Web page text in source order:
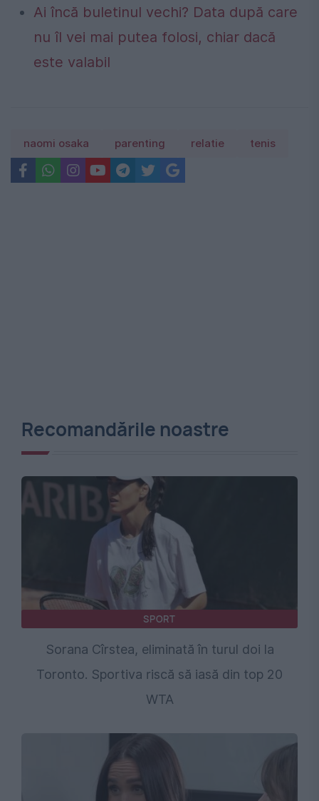
Ai încă buletinul vechi? Data după care
nu îl vei mai putea folosi, chiar dacă
este valabil
naomi osaka parenting relatie tenis
Recomandările noastre
SPORT
Sorana Cîrstea, eliminată în turul doi la
Toronto. Sportiva riscă să iasă din top 20
WTA